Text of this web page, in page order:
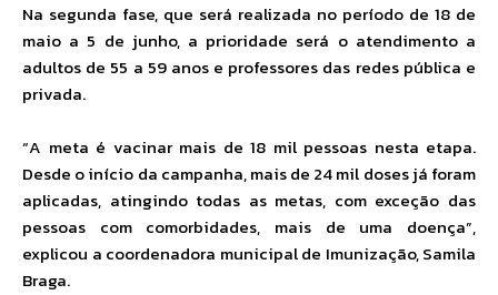
Na segunda fase, que será realizada no período de 18 de
maio a 5 de junho, a prioridade será o atendimento a
adultos de 55 a 59 anos e professores das redes pública e
privada.
“A meta é vacinar mais de 18 mil pessoas nesta etapa.
Desde o início da campanha, mais de 24 mil doses já foram
aplicadas, atingindo todas as metas, com exceção das
pessoas com comorbidades, mais de uma doença”,
explicou a coordenadora municipal de Imunização, Samila
Braga.